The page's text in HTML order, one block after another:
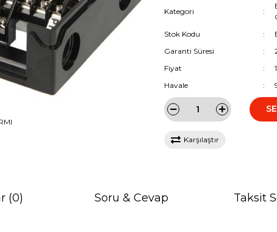
Kategori
Stok Kodu
Garanti Süresi
Fiyat
Havale
Karşılaştır
(0) Soru & Cevap Taksit